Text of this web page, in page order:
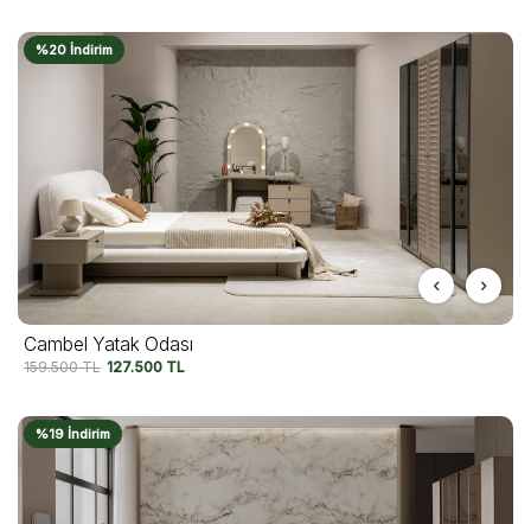
%20 İndirim
Cambel Yatak Odası
159.500TL 127.500 TL
%19 İndirim